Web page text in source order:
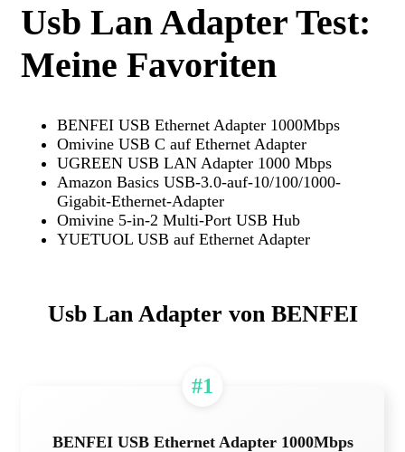
Usb Lan Adapter Test:
Meine Favoriten
BENFEI USB Ethernet Adapter 1000Mbps
Omivine USB C auf Ethernet Adapter
UGREEN USB LAN Adapter 1000 Mbps
Amazon Basics USB-3.0-auf-10/100/1000-
Gigabit-Ethernet-Adapter
Omivine 5-in-2 Multi-Port USB Hub
YUETUOL USB auf Ethernet Adapter
Usb Lan Adapter von BENFEI
#1
BENFEI USB Ethernet Adapter 1000Mbps